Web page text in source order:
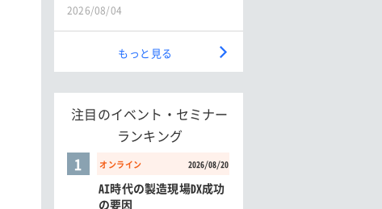
2026/08/04
もっと見る
注目のイベント・セミナー
ランキング
オンライン 2026/08/20
1
AI時代の製造現場DX成功
の要因